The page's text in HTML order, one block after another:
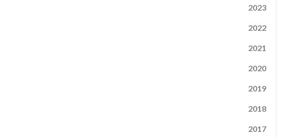
2023
2022
2021
2020
2019
2018
2017